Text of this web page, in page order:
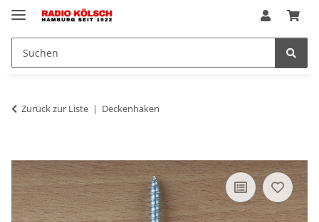
Zurück zur Liste Deckenhaken